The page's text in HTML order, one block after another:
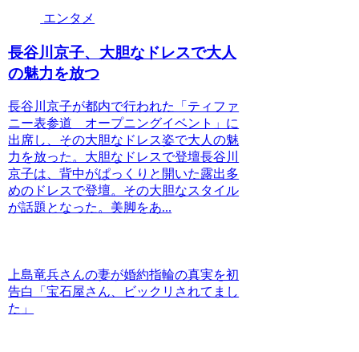
エンタメ
長谷川京子、大胆なドレスで大人
の魅力を放つ
長谷川京子が都内で行われた「ティファ
ニー表参道 オープニングイベント」に
出席し、その大胆なドレス姿で大人の魅
力を放った。大胆なドレスで登壇長谷川
京子は、背中がぱっくりと開いた露出多
めのドレスで登壇。その大胆なスタイル
が話題となった。美脚をあ...
上島竜兵さんの妻が婚約指輪の真実を初
告白「宝石屋さん、ビックリされてまし
た」